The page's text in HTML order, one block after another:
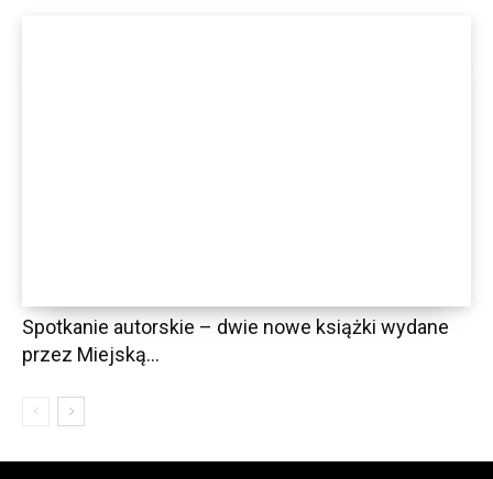
Spotkanie autorskie – dwie nowe książki wydane
przez Miejską...